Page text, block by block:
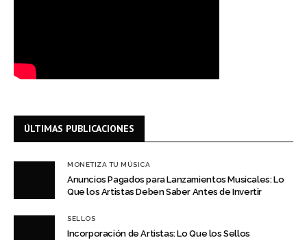
ÚLTIMAS PUBLICACIONES
MONETIZA TU MÚSICA
Anuncios Pagados para Lanzamientos Musicales: Lo
Que los Artistas Deben Saber Antes de Invertir
SELLOS
Incorporación de Artistas: Lo Que los Sellos